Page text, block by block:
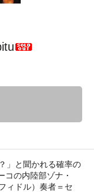
」と聞かれる確率の
の内陸部ゾナ・
ィドル）奏者＝セ